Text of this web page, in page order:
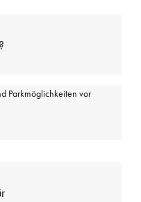
Parkmöglichkeiten vor